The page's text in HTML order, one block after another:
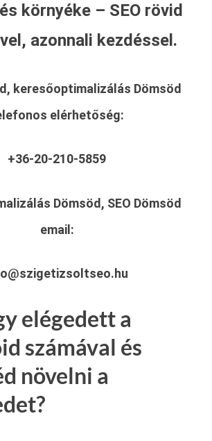
környéke – SEO rövid
azonnali kezdéssel.
keresőoptimalizálás Dömsöd
elérhetőség:
+36-20-210-5859
Dömsöd, SEO Dömsöd
email:
elégedett a
számával és
növelni a